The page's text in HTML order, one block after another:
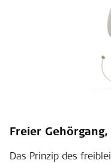
Freier
Das Prinzip des